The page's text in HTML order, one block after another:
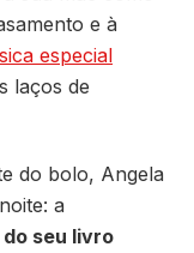
e à
especial
laços de
do bolo, Angela
a
seu livro